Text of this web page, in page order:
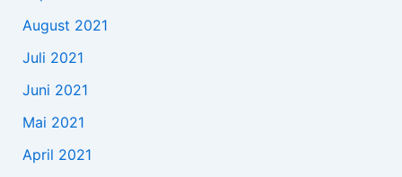
August 2021
Juli 2021
Juni 2021
Mai 2021
April 2021